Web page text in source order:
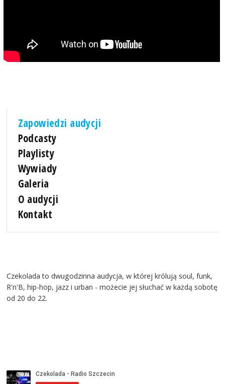
Zapowiedzi audycji
Podcasty
Playlisty
Wywiady
Galeria
O audycji
Kontakt
Czekolada to dwugodzinna audycja, w której królują soul, funk,
R'n'B, hip-hop, jazz i urban - możecie jej słuchać w każdą sobotę
od 20 do 22.